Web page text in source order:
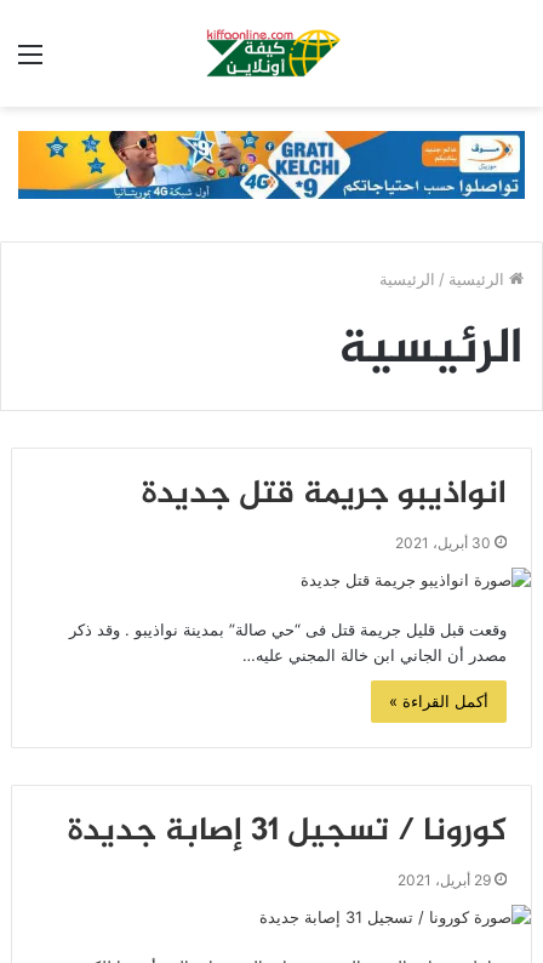
الرئيسية / الرئيسية
الرئيسية
انواذيبو جريمة قتل جديدة
30 أبريل، 2021
وقعت قبل قليل جريمة قتل فى “حي صالة” بمدينة نواذيبو . وقد ذكر
مصدر أن الجاني ابن خالة المجني عليه…
أكمل القراءة »
كورونا / تسجيل 31 إصابة جديدة
29 أبريل، 2021